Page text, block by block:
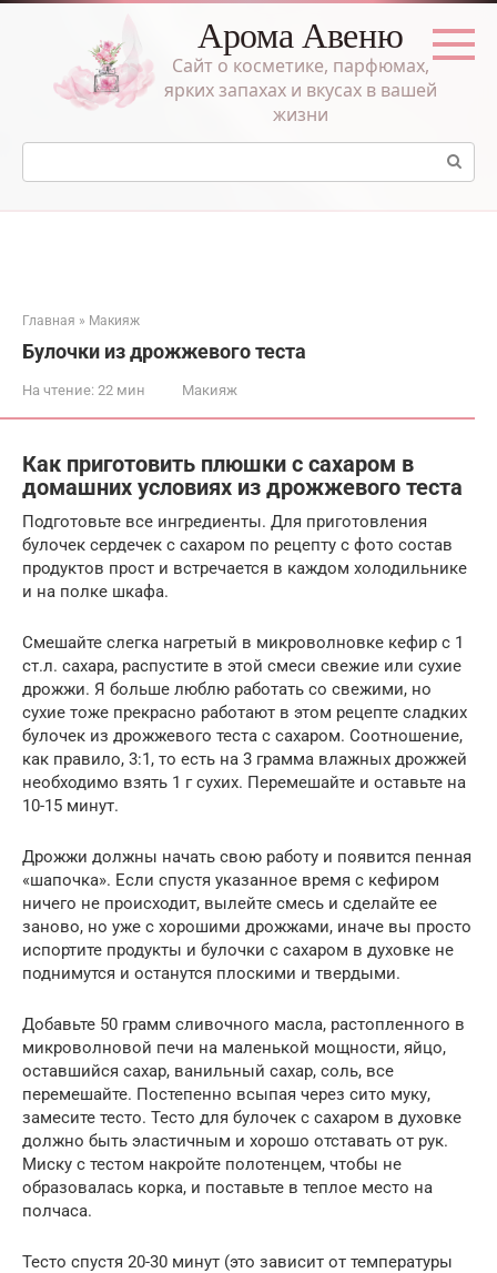
Перейти
Арома Авеню
Сайт о косметике, парфюмах,
ярких запахах и вкусах в вашей
жизни
Поиск:
Главная » Макияж
Булочки из дрожжевого теста
На чтение: 22 мин Макияж
Как приготовить плюшки с сахаром в
домашних условиях из дрожжевого теста
Подготовьте все ингредиенты. Для приготовления
булочек сердечек с сахаром по рецепту с фото состав
продуктов прост и встречается в каждом холодильнике
и на полке шкафа.
Смешайте слегка нагретый в микроволновке кефир с 1
ст.л. сахара, распустите в этой смеси свежие или сухие
дрожжи. Я больше люблю работать со свежими, но
сухие тоже прекрасно работают в этом рецепте сладких
булочек из дрожжевого теста с сахаром. Соотношение,
как правило, 3:1, то есть на 3 грамма влажных дрожжей
необходимо взять 1 г сухих. Перемешайте и оставьте на
10-15 минут.
Дрожжи должны начать свою работу и появится пенная
«шапочка». Если спустя указанное время с кефиром
ничего не происходит, вылейте смесь и сделайте ее
заново, но уже с хорошими дрожжами, иначе вы просто
испортите продукты и булочки с сахаром в духовке не
поднимутся и останутся плоскими и твердыми.
Добавьте 50 грамм сливочного масла, растопленного в
микроволновой печи на маленькой мощности, яйцо,
оставшийся сахар, ванильный сахар, соль, все
перемешайте. Постепенно всыпая через сито муку,
замесите тесто. Тесто для булочек с сахаром в духовке
должно быть эластичным и хорошо отставать от рук.
Миску с тестом накройте полотенцем, чтобы не
образовалась корка, и поставьте в теплое место на
полчаса.
Тесто спустя 20-30 минут (это зависит от температуры